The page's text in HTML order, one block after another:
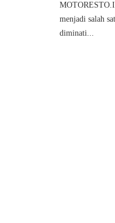
menjadi salah
diminati...